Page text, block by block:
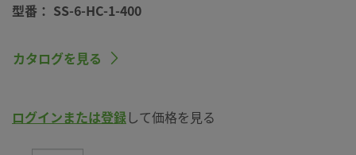
eClass (5.1.4)
eClass (6.0)
eClass (10.1)
37119200
UNSPSC (4.03)
型番： SS-6-HC-1-400
カタログを見る
ログインまたは登録して価格を見る